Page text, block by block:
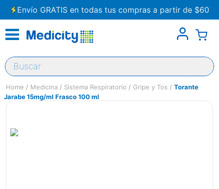
Envío GRATIS en todas tus compras a partir de $60
Buscar
Medicina Sistema Respiratorio Gripe y Tos
Torante
Jarabe 15mg/ml Frasco 100 ml